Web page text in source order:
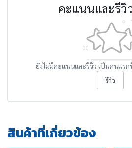
คะแนนและรีวิ
ยังไม่มีคะแนนและรีวิว เป็นคนแร
รีวิว
สินค้าที่เกี่ยวข้อง